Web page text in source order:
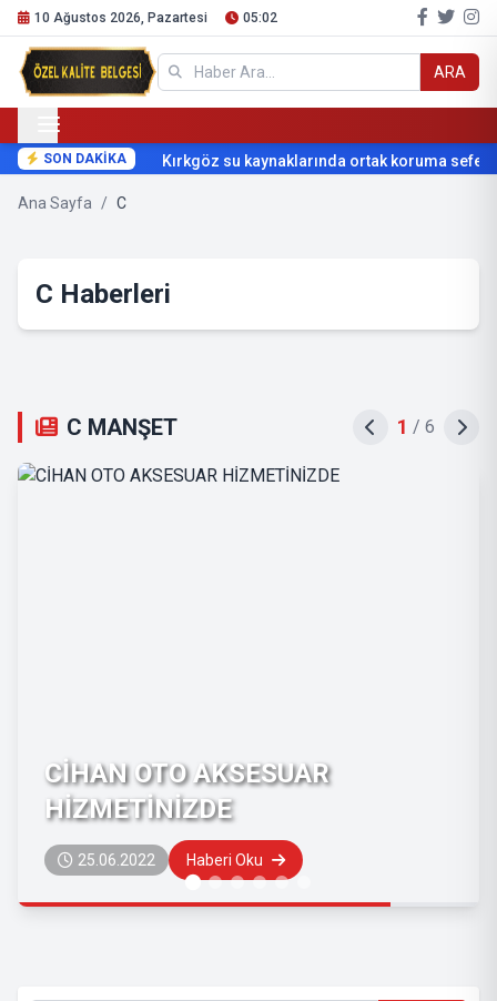
10 Ağustos 2026, Pazartesi 05:02
ARA
SON DAKİKA Kırkgöz su kaynaklarında ortak koruma
Ana Sayfa / C
C Haberleri
C MANŞET 1 / 6
CİHAN OTO AKSESUAR
HİZMETİNİZDE
25.06.2022 Haberi Oku